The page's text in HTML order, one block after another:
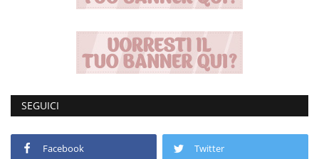
Contatti
Galleria
SEGUICI
Facebook Twitter